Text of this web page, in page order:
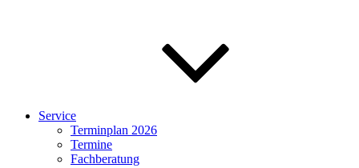
Service
Terminplan 2026
Termine
Fachberatung